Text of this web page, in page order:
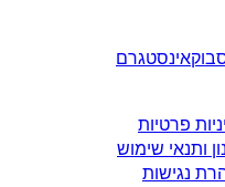
אינסטגרם
פרטיות
ותנאי שימוש
נגישות